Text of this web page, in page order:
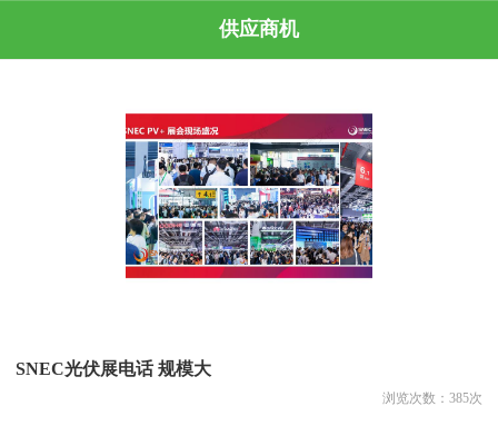
供应商机
SNEC光伏展电话 规模大
浏览次数： 385次